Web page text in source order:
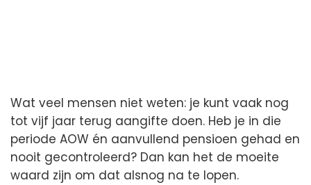
Wat veel mensen niet weten: je kunt vaak nog
tot vijf jaar terug aangifte doen. Heb je in die
periode AOW én aanvullend pensioen gehad en
nooit gecontroleerd? Dan kan het de moeite
waard zijn om dat alsnog na te lopen.